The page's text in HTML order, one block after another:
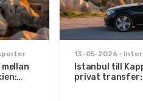
13-05-2026
Istanbul till
privat